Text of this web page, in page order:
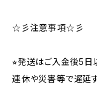
☆彡注意事項☆彡
⭐︎発送はご入金後5日
連休や災害等で遅延